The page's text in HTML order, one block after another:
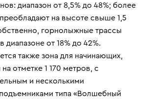
диапазон от 8,5% до 48%; более
на высоте свыше 1,5
горнолыжные трассы
диапазоне от 18% до 42%.
также зона для начинающих,
отметке 1 170 метров, с
и несколькими
типа «Волшебный